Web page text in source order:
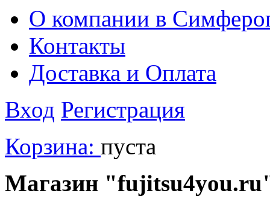
О компании в
Контакты
Доставка и Оплата
Вход Регистрация
Корзина: пуста
Магазин